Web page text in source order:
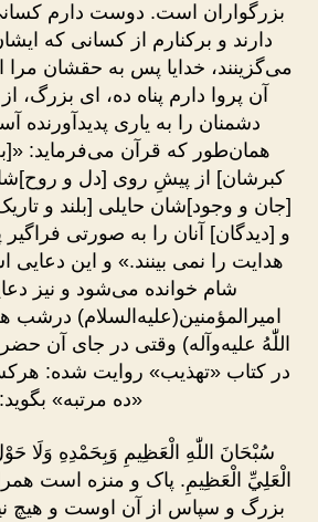
بزرگواران است. دوست دارم
دارند و برکنارم از کسانی که
می‌گزینند، خدایا پس به حقشان مرا
آن پروا دارم پناه ده، ای بزرگ،
دشمنان را به یاری پدیدآورنده
همان‌طور که قرآن می‌فرماید:
کبرشان] از پیشِ روی [دل و
[جان و وجود]شان حایلی [بلند و
و [دیدگان] آنان را به صورتی فراگیر
هدایت را نمی بینند.» و این
شام خوانده می‌شود و نیز
امیرالمؤمنین(علیه‌السلام)
اللّٰهُ علیه‌وآله) وقتی در جای آن
در کتاب «تهذیب» روایت شده:
«ده مرتبه» بگوید:
سُبْحَانَ اللّٰهِ الْعَظِيمِ وَبِحَمْدِهِ وَلَا حَوْلَ
الْعَلِيِّ الْعَظِيمِ. پاک و منزه است
بزرگ و سپاس از آن اوست و هیچ